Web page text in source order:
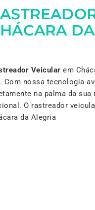
Veicular em
Com nossa tecnologia
na palma da
O rastreador
da Alegria